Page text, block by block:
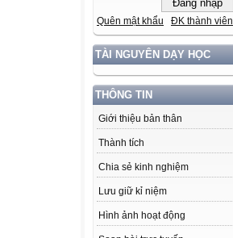
Quên mật khẩu ĐK thành viên
TÀI NGUYÊN DẠY HỌC
THÔNG TIN
Giới thiệu bản thân
Thành tích
Chia sẻ kinh nghiệm
Lưu giữ kỉ niệm
Hình ảnh hoạt động